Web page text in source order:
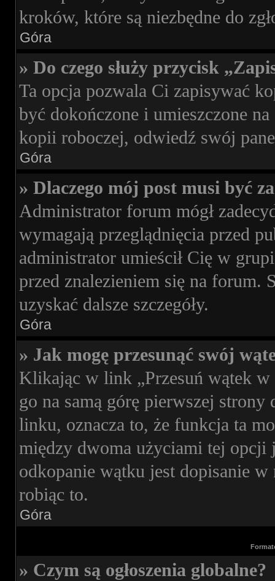
kroków, które są niezbędne do
Góra
» Do czego służy przycisk
Ta opcja pozwala Ci zapisywać
być dokończone i umieszczone
kopii roboczej, odwiedź swój
Góra
» Dlaczego mój post musi być
Administrator forum mógł
wymagają przeglądnięcia przed
administrator umieścił Cię w
przed znalezieniem się na forum.
uzyskać dalsze szczegóły.
Góra
» Jak mogę przesunąć swój
Klikając w link „Przesuń wątek
go na samą górę pierwszej
linku, oznacza to, że funkcja ta
między dwoma użyciami tej opcji
odkopanie wątku jest dopisanie
robiąc to.
Góra
» Czym są ogłoszenia globalne?